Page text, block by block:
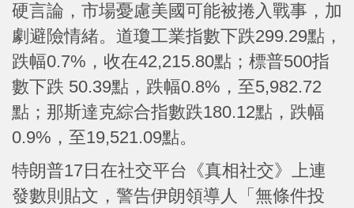
硬言論，市場憂慮美國可能被捲入戰事，加
劇避險情緒。道瓊工業指數下跌299.29點，
跌幅0.7%，收在42,215.80點；標普500指
數下跌 50.39點，跌幅0.8%，至5,982.72
點；那斯達克綜合指數跌180.12點，跌幅
0.9%，至19,521.09點。
特朗普17日在社交平台《真相社交》上連
發數則貼文，警告伊朗領導人「無條件投